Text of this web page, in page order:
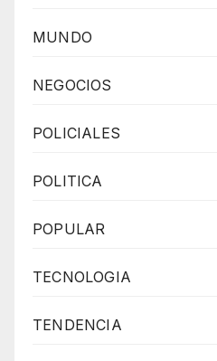
MUNDO
NEGOCIOS
POLICIALES
POLITICA
POPULAR
TECNOLOGIA
TENDENCIA